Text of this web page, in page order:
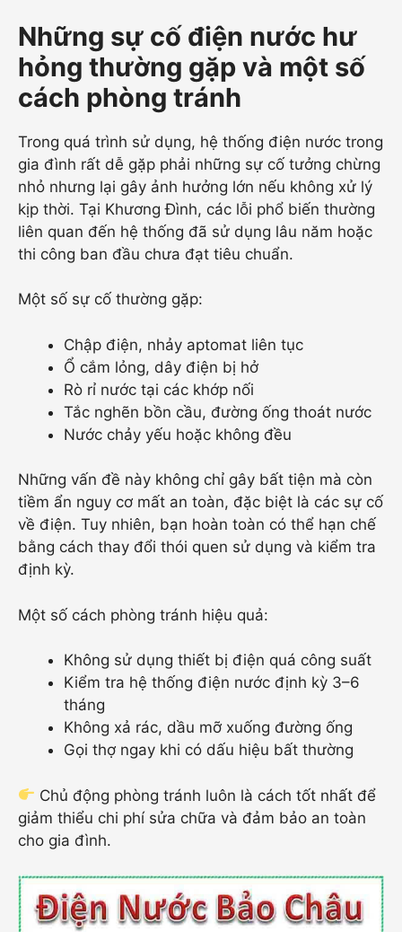
Những sự cố điện nước hư
hỏng thường gặp và một số
cách phòng tránh
Trong quá trình sử dụng, hệ thống điện nước trong
gia đình rất dễ gặp phải những sự cố tưởng chừng
nhỏ nhưng lại gây ảnh hưởng lớn nếu không xử lý
kịp thời. Tại Khương Đình, các lỗi phổ biến thường
liên quan đến hệ thống đã sử dụng lâu năm hoặc
thi công ban đầu chưa đạt tiêu chuẩn.
Một số sự cố thường gặp:
Chập điện, nhảy aptomat liên tục
Ổ cắm lỏng, dây điện bị hở
Rò rỉ nước tại các khớp nối
Tắc nghẽn bồn cầu, đường ống thoát nước
Nước chảy yếu hoặc không đều
Những vấn đề này không chỉ gây bất tiện mà còn
tiềm ẩn nguy cơ mất an toàn, đặc biệt là các sự cố
về điện. Tuy nhiên, bạn hoàn toàn có thể hạn chế
bằng cách thay đổi thói quen sử dụng và kiểm tra
định kỳ.
Một số cách phòng tránh hiệu quả:
Không sử dụng thiết bị điện quá công suất
Kiểm tra hệ thống điện nước định kỳ 3–6
tháng
Không xả rác, dầu mỡ xuống đường ống
Gọi thợ ngay khi có dấu hiệu bất thường
Chủ động phòng tránh luôn là cách tốt nhất để
giảm thiểu chi phí sửa chữa và đảm bảo an toàn
cho gia đình.